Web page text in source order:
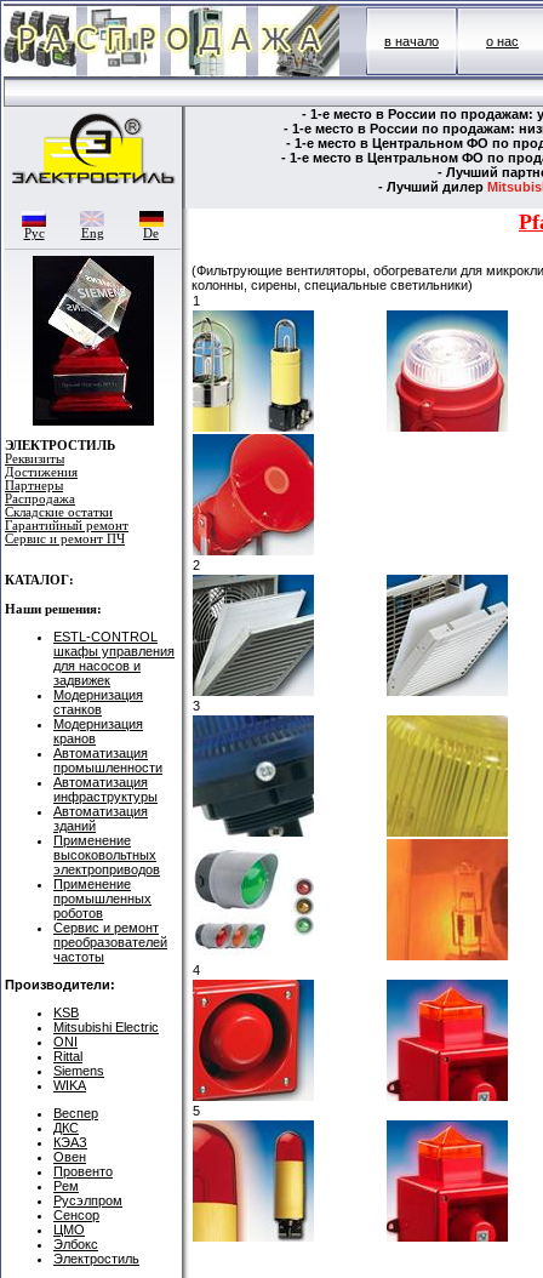
в начало о нас
- 1-е место в России по продажам:
- 1-е место в России по продажам:
- 1-е место в Центральном ФО по
- 1-е место в Центральном ФО по
- Лучший
- Лучший дилер
Рус Eng De
ЭЛЕКТРОСТИЛЬ
Реквизиты
Достижения
Партнеры
Распродажа
Складские остатки
Гарантийный ремонт
Сервис и ремонт ПЧ
КАТАЛОГ:
Наши решения:
ESTL-CONTROL
шкафы управления
для насосов и
задвижек
Модернизация
станков
Модернизация
кранов
Автоматизация
промышленности
Автоматизация
инфраструктуры
Автоматизация
зданий
Применение
высоковольтных
электроприводов
Применение
промышленных
роботов
Сервис и ремонт
преобразователей
частоты
Производители:
KSB
Mitsubishi Electric
ONI
Rittal
Siemens
WIKA
Веспер
ДКС
КЭАЗ
Овен
Провенто
Рем
Русэлпром
Сенсор
ЦМО
Элбокс
Электростиль
(Фильтрующие вентиляторы, обогреватели для
колонны, сирены, специальные светильники)
1
2
3
4
5